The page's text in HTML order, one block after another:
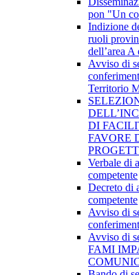
pon "Un
Indizione
ruoli
dell’area
Avviso di
Territorio
DI
FAVORE
Verbale di
competente
Decreto di
competente
Avviso di
Avviso di
FAMI